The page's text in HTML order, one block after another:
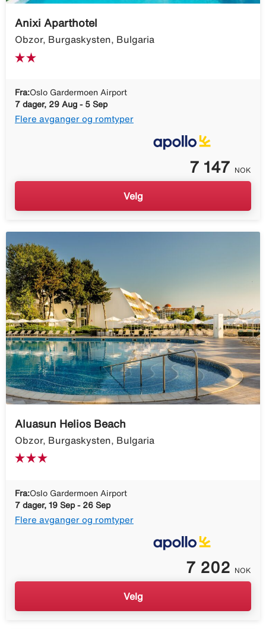
Anixi Aparthotel
Obzor, Burgaskysten, Bulgaria
Fra:Oslo Gardermoen Airport
7 dager, 29 Aug - 5 Sep
Flere avganger og romtyper
7 147 NOK
Velg
Aluasun Helios Beach
Obzor, Burgaskysten, Bulgaria
Fra:Oslo Gardermoen Airport
7 dager, 19 Sep - 26 Sep
Flere avganger og romtyper
7 202 NOK
Velg